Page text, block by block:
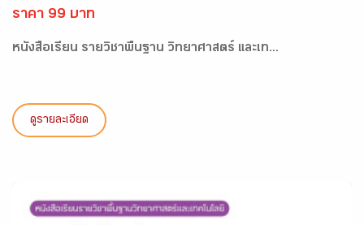
ราคา 99 บาท
หนังสือเรียน รายวิชาพื้นฐาน วิทยาศาสตร์ และเท...
ดูรายละเอียด